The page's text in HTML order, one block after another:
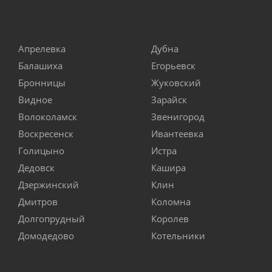
Апрелевка
Балашиха
Бронницы
Видное
Волоколамск
Воскресенск
Голицыно
Дедовск
Дзержинский
Дмитров
Долгопрудный
Домодедово
Дубна
Егорьевск
Жуковский
Зарайск
Звенигород
Ивантеевка
Истра
Кашира
Клин
Коломна
Королев
Котельники